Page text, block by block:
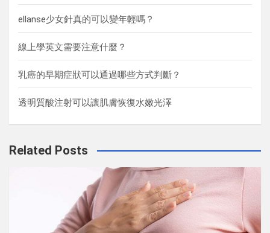
ellanse少女針真的可以變年輕嗎？
線上學英文需要注意什麼？
乳癌的早期症狀可以通過哪些方式判斷？
透明質酸注射可以讓肌膚恢復水嫩光澤
Related Posts